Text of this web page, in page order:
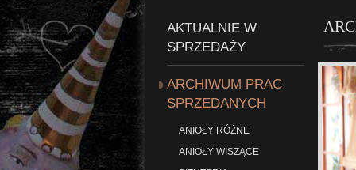
AKTUALNIE W
SPRZEDAŻY
ARCHIWUM PRAC
SPRZEDANYCH
ANIOŁY RÓŻNE
ANIOŁY WISZĄCE